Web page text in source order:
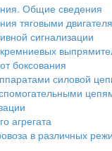
Общие сведения
тяговыми
сигнализации
боксования
силовой
агрегата
в различных